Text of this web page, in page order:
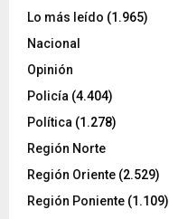
Lo más leído (1.965)
Nacional
Opinión
Policía (4.404)
Política (1.278)
Región Norte
Región Oriente (2.529)
Región Poniente (1.109)